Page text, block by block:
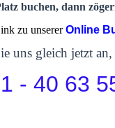
buchen, dann
zu unsererOnline
uns gleich jetzt an,
- 40 63